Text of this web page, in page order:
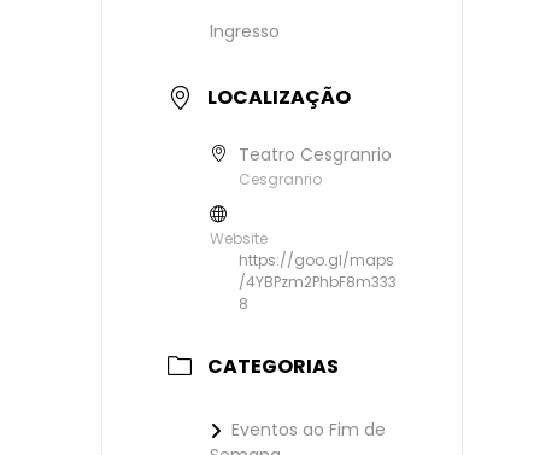
Ingresso
LOCALIZAÇÃO
Teatro Cesgranrio
Cesgranrio
Website
https://goo.gl/maps
/4YBPzm2PhbF8m333
8
CATEGORIAS
Eventos ao Fim de